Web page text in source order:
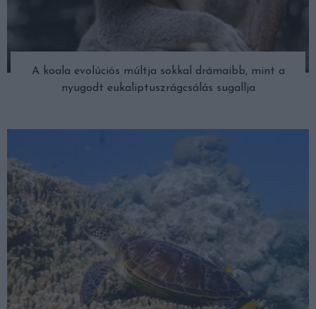
A koala evolúciós múltja sokkal drámaibb, mint a
nyugodt eukaliptuszrágcsálás sugallja